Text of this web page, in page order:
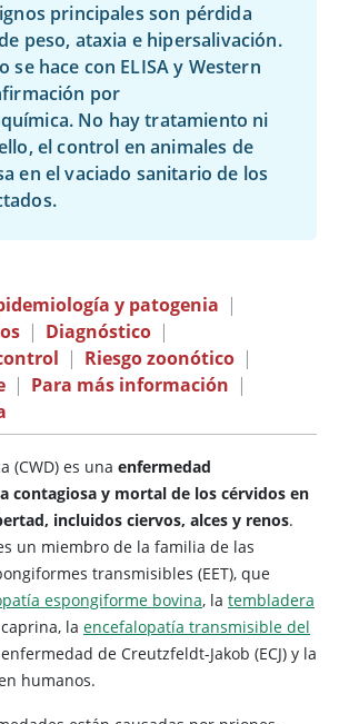
principales son pérdida
peso, ataxia e hipersalivación.
se hace con ELISA y Western
por
No hay tratamiento ni
el control en animales de
en el vaciado sanitario de los
y patogenia |
| Diagnóstico |
| Riesgo zoonótico |
| Para más información |
(CWD) es una enfermedad
contagiosa y mortal de los cérvidos en
incluidos ciervos, alces y renos.
un miembro de la familia de las
transmisibles (EET), que
espongiforme bovina, la tembladera
la encefalopatía transmisible del
de Creutzfeldt-Jakob (ECJ) y la
humanos.